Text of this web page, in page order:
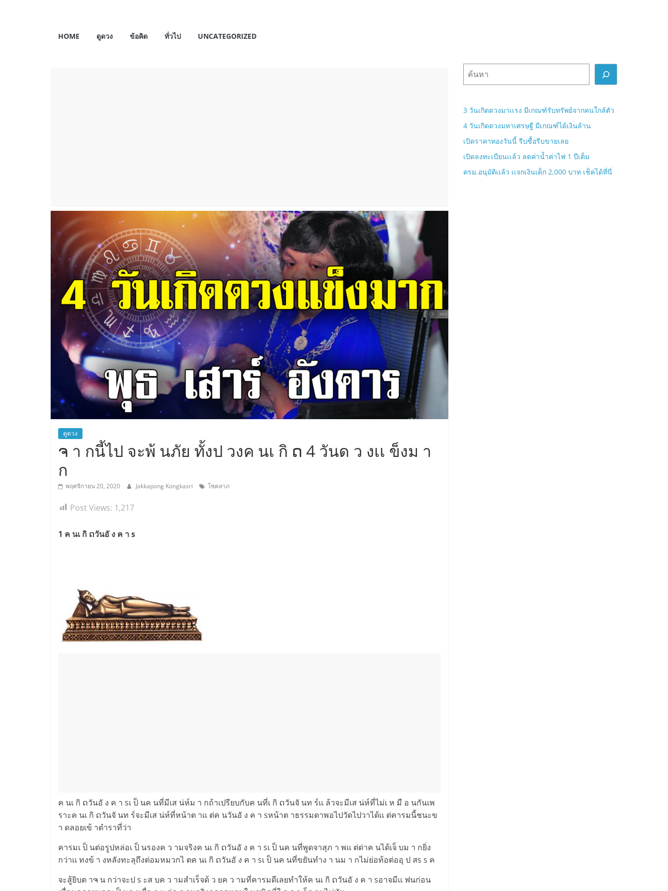
My
HOME ดูดวง ข้อคิด ทั่วไป UNCATEGORIZED
ดูดวง
ຈ า กนี้ไป จะพ้ นภัย ทั้งป วงค นเ กิ ດ 4 วันด ว งเเ ข็งม า
ก
พฤศจิกายน 20, 2020 Jakkapong Kongkasri โชคลาภ
Post Views: 1,217
1 ค นเ กิ ດวันอั ง ค า s
ค นเ กิ ດวันอั ง ค า sเ ป็ นค นที่มีเส น่ห์ม า กถ้าเปรียบกับค นที่เ กิ ດวันจั นท ร์เเ ล้วจะมีเส น่ห์ที่ไม่เ ห มื อ นกันเพ
ราะค นเ กิ ດวันจั นท ร์จะมีเส น่ห์ที่หน้าต าเเ ต่ค นวันอั ง ค า sหน้าต าธรรมดาพอไปวัดไปวาได้เเ ต่คารมนี้ชนะข
า ดลอยเข้ าตำราที่ว่า
คารมเ ป็ นต่อรูปหล่อเ ป็ นรองค ว ามจริงค นเ กิ ດวันอั ง ค า sเ ป็ นค นที่พูดจาสุภ า พเเ ต่ด่าค นได้เจ็ บม า กยิ่ง
กว่าเเ ทงข้ า งหลังทะลุถึงต่อมหมวกไ ตค นเ กิ ດวันอั ง ค า sเ ป็ นค นที่ขยันทำง า นม า กไม่ย่อท้อต่ออุ ป สs s ค
จะสู้ยิบต าຈ น กว่าจะป s ะส บค ว ามสำเร็จด้ ว ยค ว ามที่คารมดีเลยทำให้ค นเ กิ ດวันอั ง ค า sอาจมีเเ ฟนก่อน
3 วันเกิดดวงมาเเรง มีเกณฑ์รับทรัพย์จากคนใกล้ตัว
4 วันเกิดดวงมหาเศรษฐี มีเกณฑ์ได้เงินล้าน
เปิดราคาทองวันนี้ รีบซื้อรีบขายเลย
เปิดลงทะเบียนเเล้ว ลดค่าน้ำค่าไฟ 1 ปีเต็ม
ครม.อนุมัติเเล้ว เเจกเงินเด็ก 2,000 บาท เช็คได้ที่นี่